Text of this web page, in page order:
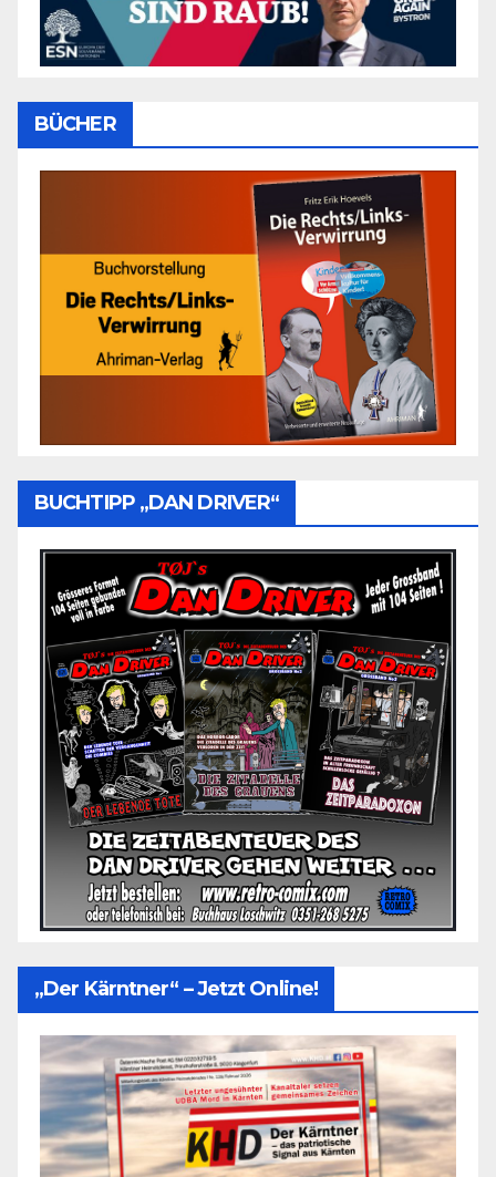
BÜCHER
BUCHTIPP „DAN DRIVER“
„Der Kärntner“ – Jetzt Online!